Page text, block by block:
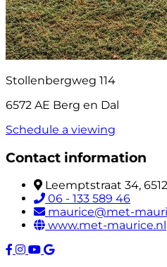
Stollenbergweg 114
6572 AE Berg en Dal
Schedule a viewing
Contact information
Leemptstraat 34,
06 - 133 589 46
maurice@met-
www.met-maurice.nl